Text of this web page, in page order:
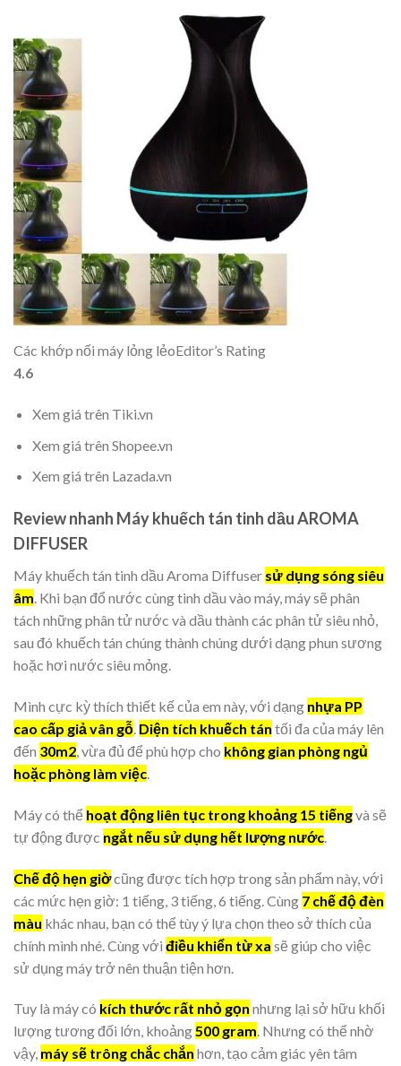
Các khớp nối máy lỏng lẻoEditor’s Rating
4.6
Xem giá trên Tiki.vn
Xem giá trên Shopee.vn
Xem giá trên Lazada.vn
Review nhanh Máy khuếch tán tinh dầu AROMA
DIFFUSER
Máy khuếch tán tinh dầu Aroma Diffuser sử dụng sóng siêu
âm. Khi bạn đổ nước cùng tinh dầu vào máy, máy sẽ phân
tách những phân tử nước và dầu thành các phân tử siêu nhỏ,
sau đó khuếch tán chúng thành chúng dưới dạng phun sương
hoặc hơi nước siêu mỏng.
Mình cực kỳ thích thiết kế của em này, với dạng nhựa PP
cao cấp giả vân gỗ. Diện tích khuếch tán tối đa của máy lên
đến 30m2, vừa đủ để phù hợp cho không gian phòng ngủ
hoặc phòng làm việc.
Máy có thể hoạt động liên tục trong khoảng 15 tiếngvà sẽ
tự động được ngắt nếu sử dụng hết lượng nước
Chế độ hẹn giờcũng được tích hợp trong sản phẩm này, với
các mức hẹn giờ: 1 tiếng, 3 tiếng, 6 tiếng. Cùng 7 chế độ đèn
màu khác nhau, bạn có thể tùy ý lựa chọn theo sở thích của
chính mình nhé. Cùng với điều khiển từ xa sẽ giúp cho việc
sử dụng máy trở nên thuận tiện hơn.
Tuy là máy có kích thước rất nhỏ gọn nhưng lại sở hữu khối
lượng tương đối lớn, khoảng500 gram. Nhưng có thể nhờ
vậy, máy sẽ trông chắc chắn hơn, tạo cảm giác yên tâm